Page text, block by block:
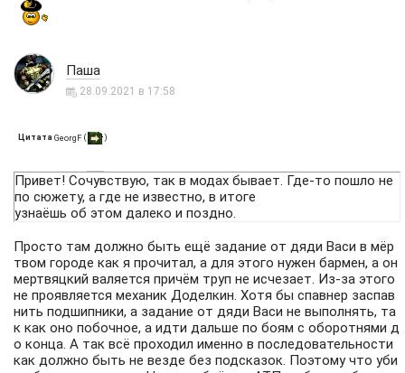
Паша
28.09.2021 в 17:58
Цитата GeorgF ( )
Привет! Сочувствую, так в модах бывает. Где-то пошло не
по сюжету, а где не известно, в итоге
узнаёшь об этом далеко и поздно.
Просто там должно быть ещё задание от дяди Васи в мёр
твом городе как я прочитал, а для этого нужен бармен, а он
мертвяцкий валяется причём труп не исчезает. Из-за этого
не проявляется механик Доделкин. Хотя бы спавнер заспав
нить подшипники, а задание от дяди Васи не выполнять, та
к как оно побочное, а идти дальше по боям с оборотнями д
о конца. А так всё проходил именно в последовательности
как должно быть не везде без подсказок. Поэтому что уби